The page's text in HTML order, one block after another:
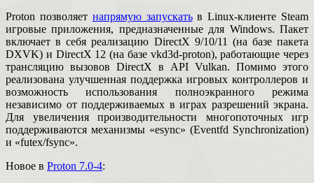
Proton позволяет напрямую запускатьв Linux-клиенте Steam
игровые приложения, предназначенные для Windows. Пакет
включает в себя реализацию DirectX 9/10/11 (на базе пакета
DXVK) и DirectX 12 (на базе vkd3d-proton), работающие через
трансляцию вызовов DirectX в API Vulkan. Помимо этого
реализована улучшенная поддержка игровых контроллеров и
возможность использования полноэкранного режима
независимо от поддерживаемых в играх разрешений экрана.
Для увеличения производительности многопоточных игр
поддерживаются механизмы «esync» (Eventfd Synchronization)
и «futex/fsync».
Новое в Proton 7.0-4: